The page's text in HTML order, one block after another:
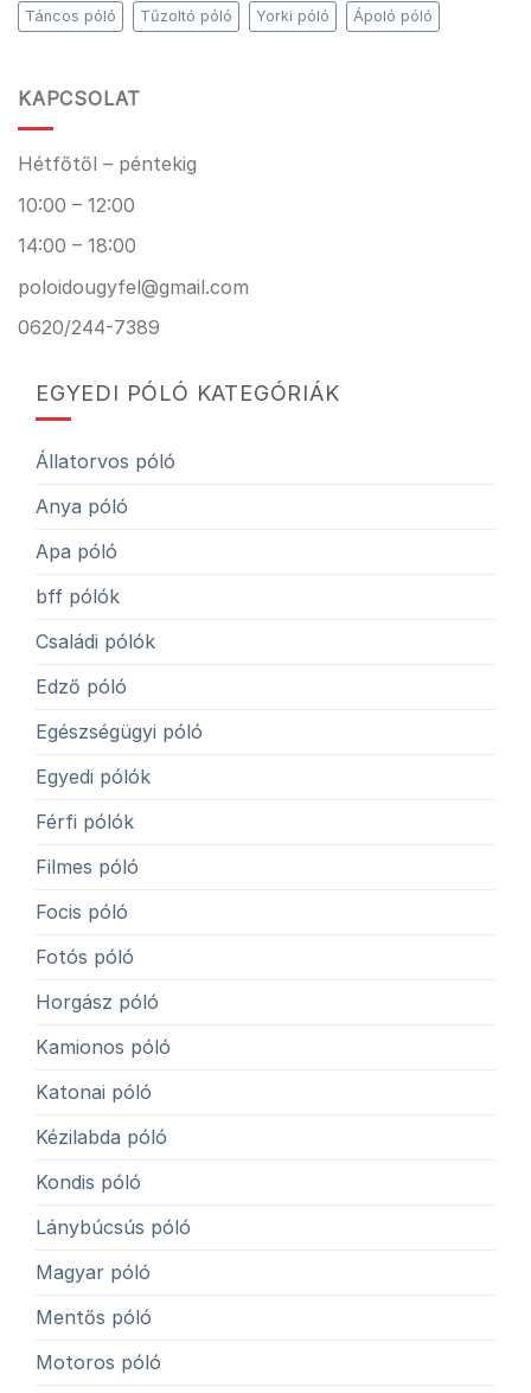
Táncos póló Tűzoltó póló Yorki póló Ápoló póló
KAPCSOLAT
Hétfőtől – péntekig
10:00 – 12:00
14:00 – 18:00
poloidougyfel@gmail.com
0620/244-7389
EGYEDI PÓLÓ KATEGÓRIÁK
Állatorvos póló
Anya póló
Apa póló
bff pólók
Családi pólók
Edző póló
Egészségügyi póló
Egyedi pólók
Férfi pólók
Filmes póló
Focis póló
Fotós póló
Horgász póló
Kamionos póló
Katonai póló
Kézilabda póló
Kondis póló
Lánybúcsús póló
Magyar póló
Mentős póló
Motoros póló